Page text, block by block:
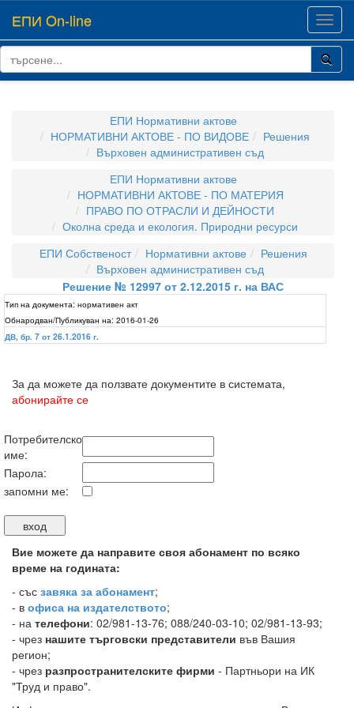
ЕПИ On-line
ЕПИ Нормативни актове
НОРМАТИВНИ АКТОВЕ - ПО ВИДОВЕ
Решения
Върховен административен съд
ЕПИ Нормативни актове
НОРМАТИВНИ АКТОВЕ - ПО МАТЕРИЯ
ПРАВО ПО ОТРАСЛИ И ДЕЙНОСТИ
Околна среда и екология. Природни ресурси
ЕПИ Собственост
Нормативни актове
Решения
Върховен административен съд
Решение № 12997 от 2.12.2015 г. на ВАС
Тип на документа: нормативен акт
Обнародван/Публикуван на: 2016-01-26
ДВ, бр. 7 от 26.1.2016 г.
За да можете да ползвате документите в системата,
абонирайте се
Потребителско
име:
Парола:
запомни ме:
Вие можете да направите своя абонамент по всяко
време на годината:
- със завяка за абонамент;
- в офиса на издателството;
- на телефони: 02/981-13-76; 088/240-03-10; 02/981-13-93;
- чрез нашите търговски представители във Вашия
регион;
- чрез разпространителските фирми - Партньори на ИК
"Труд и право".